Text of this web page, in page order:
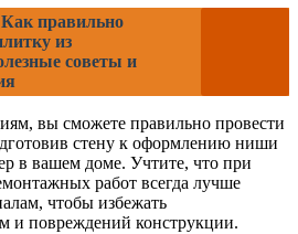
Как правильно
из
советы и
вы сможете правильно провести
стену к оформлению ниши
в вашем доме. Учтите, что при
работ всегда лучше
чтобы избежать
и повреждений конструкции.